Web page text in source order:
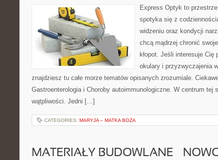
Express Optyk to
spotyka się z
widzeniu oraz kondycji
chcą mądrzej chronić
kłopot. Jeśli interesuje
okulary i przyzwyczajenia
znajdziesz tu całe morze tematów opisanych zrozumiale.
Gastroenterologia i Choroby autoimmunologiczne. W centrum tej
wątpliwości. Jedni […]
CATEGORIES: MARYJA – MATKA BOŻA
MATERIAŁY BUDOWLANE –